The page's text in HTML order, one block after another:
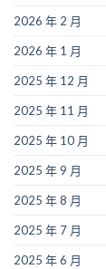
2026 年 2 月
2026 年 1 月
2025 年 12 月
2025 年 11 月
2025 年 10 月
2025 年 9 月
2025 年 8 月
2025 年 7 月
2025 年 6 月